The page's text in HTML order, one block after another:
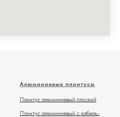
Алюминиевые плинтусы
Плинтус алюминиевый плоский
Плинтус алюминиевый с кабель-